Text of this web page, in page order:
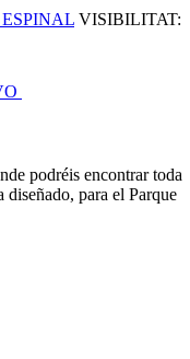
VISIBILITAT:
podréis encontrar toda
diseñado, para el Parque